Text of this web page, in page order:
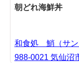
朝どれ海鮮丼
和食処 鮹（サン
988-0021 気仙沼